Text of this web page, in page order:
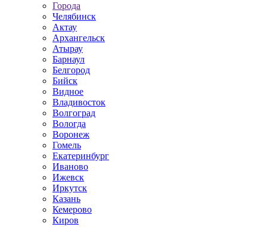
Города
Челябинск
Актау
Архангельск
Атырау
Барнаул
Белгород
Бийск
Видное
Владивосток
Волгоград
Вологда
Воронеж
Гомель
Екатеринбург
Иваново
Ижевск
Иркутск
Казань
Кемерово
Киров